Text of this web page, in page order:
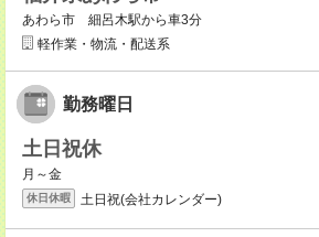
あわら市 細呂木駅から車3分
軽作業・物流・配送系
勤務曜日
土日祝休
月～金
休日休暇 土日祝(会社カレンダー)